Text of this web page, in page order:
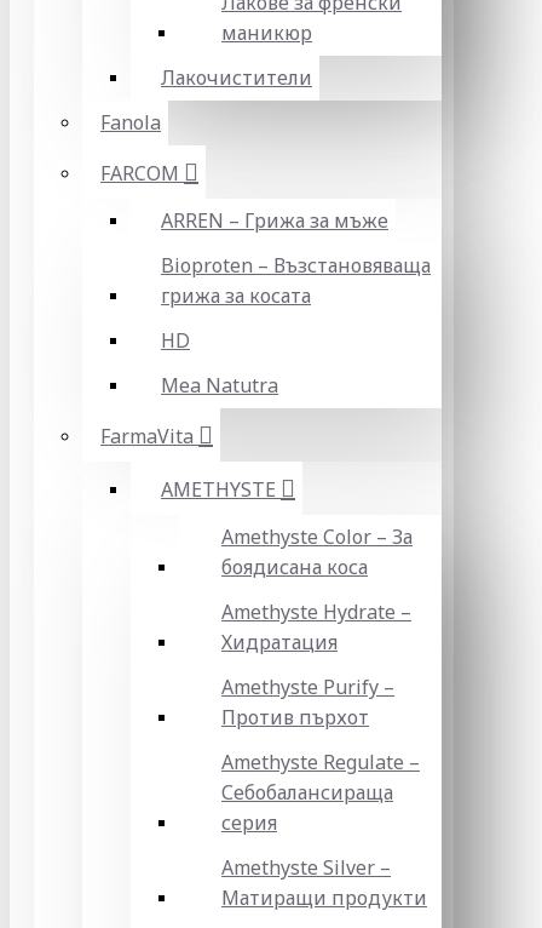
маникюр
Лакочистители
Fanola
FARCOM
ARREN – Грижа за мъже
Bioproten – Възстановяваща
грижа за косата
HD
Mea Natutra
FarmaVita
AMETHYSTE
Amethyste Color – За
боядисана коса
Amethyste Hydrate –
Хидратация
Amethyste Purify –
Против пърхот
Amethyste Regulate –
Себобалансираща
серия
Amethyste Silver –
Матиращи продукти